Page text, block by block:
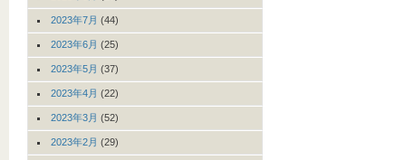
2023年7月 (44)
2023年6月 (25)
2023年5月 (37)
2023年4月 (22)
2023年3月 (52)
2023年2月 (29)